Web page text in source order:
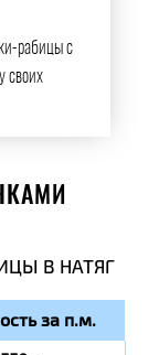
рабицы с
своих
В НАТЯГ
за п.м.